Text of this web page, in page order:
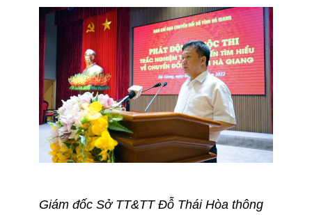
Giám đốc Sở TT&TT Đỗ Thái Hòa thông